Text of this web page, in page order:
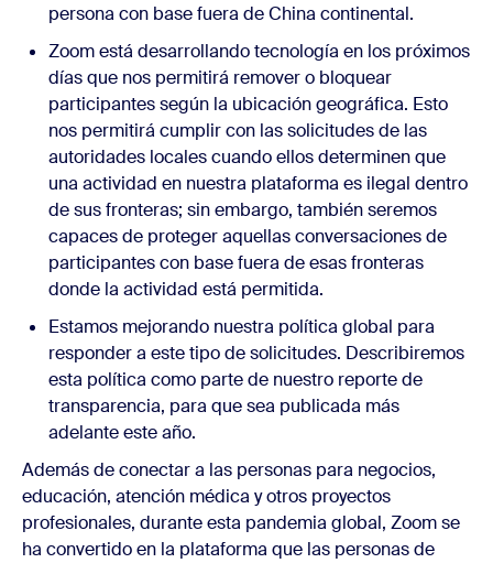
persona con base fuera de China continental.
Zoom está desarrollando tecnología en los próximos
días que nos permitirá remover o bloquear
participantes según la ubicación geográfica. Esto
nos permitirá cumplir con las solicitudes de las
autoridades locales cuando ellos determinen que
una actividad en nuestra plataforma es ilegal dentro
de sus fronteras; sin embargo, también seremos
capaces de proteger aquellas conversaciones de
participantes con base fuera de esas fronteras
donde la actividad está permitida.
Estamos mejorando nuestra política global para
responder a este tipo de solicitudes. Describiremos
esta política como parte de nuestro reporte de
transparencia, para que sea publicada más
adelante este año.
Además de conectar a las personas para negocios,
educación, atención médica y otros proyectos
profesionales, durante esta pandemia global, Zoom se
ha convertido en la plataforma que las personas de